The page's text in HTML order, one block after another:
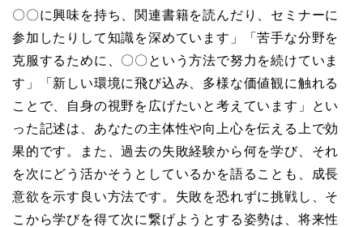
〇〇に興味を持ち、関連書籍を読んだり、セミナーに
参加したりして知識を深めています」「苦手な分野を
克服するために、〇〇という方法で努力を続けていま
す」「新しい環境に飛び込み、多様な価値観に触れる
ことで、自身の視野を広げたいと考えています」とい
った記述は、あなたの主体性や向上心を伝える上で効
果的です。また、過去の失敗経験から何を学び、それ
を次にどう活かそうとしているかを語ることも、成長
意欲を示す良い方法です。失敗を恐れずに挑戦し、そ
こから学びを得て次に繋げようとする姿勢は、将来性